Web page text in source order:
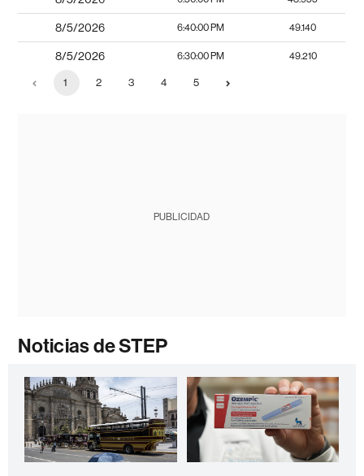
8/5/2026 6:40:00 PM 49.140
8/5/2026 6:30:00 PM 49.210
1 2 3 4 5
PUBLICIDAD
Noticias de STEP